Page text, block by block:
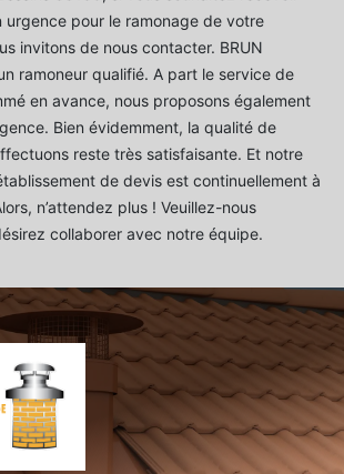
urgence pour le ramonage de votre
invitons de nous contacter. BRUN
ramoneur qualifié. A part le service de
en avance, nous proposons également
Bien évidemment, la qualité de
reste très satisfaisante. Et notre
de devis est continuellement à
n’attendez plus ! Veuillez-nous
collaborer avec notre équipe.